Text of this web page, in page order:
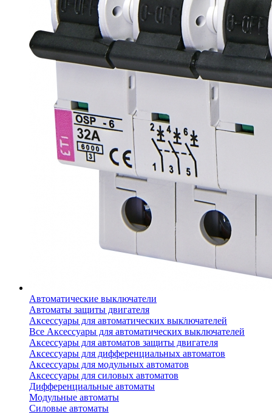
Автоматические выключатели
Автоматы защиты двигателя
Аксессуары для автоматических выключателей
Все Аксессуары для автоматических выключателей
Аксессуары для автоматов защиты двигателя
Аксессуары для дифференциальных автоматов
Аксессуары для модульных автоматов
Аксессуары для силовых автоматов
Дифференциальные автоматы
Модульные автоматы
Силовые автоматы